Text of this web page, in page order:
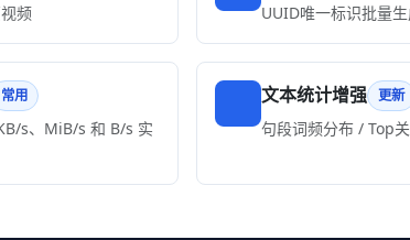
频 UUID唯一标识批量
常用
s、MiB/s 和 B/s 实
文本统计增强 更新
句段词频分布 / Top